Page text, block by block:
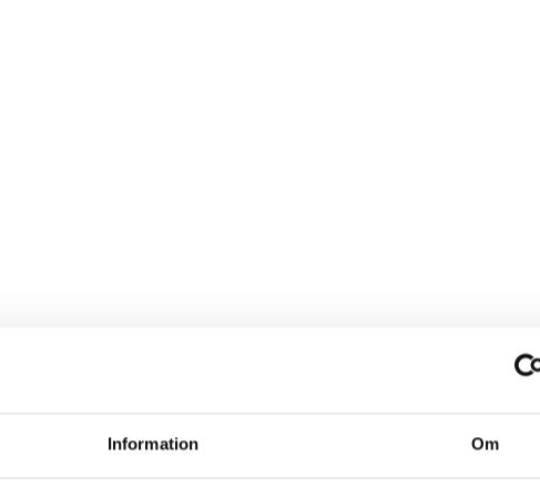
Information Om